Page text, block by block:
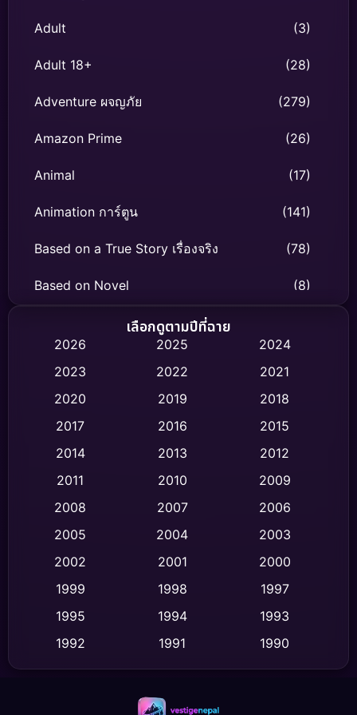
Adult (3)
Adult 18+ (28)
Adventure ผจญภัย (279)
Amazon Prime (26)
Animal (17)
Animation การ์ตูน (141)
Based on a True Story เรื่องจริง (78)
Based on Novel (8)
Biography ชีวิตจริง
Classic หนังคลาสสิก (47)
Comedy ตลก (436)
Crime อาชญากรรม (513)
Cult Film
Dance เต้น (10)
Detective สืบสวน (59)
เลือกดูตามปีที่ฉาย
2026 2025
2024
2023
2022
2021
2020
2019
2018
2017
2016
2015
2014
2013
2012
2011
2010
2009
2008
2007
2006
2005
2004
2003
2002
2001
2000
1999
1998
1997
1995
1994
1993
1992
1991
1990
1989
1988
1986
1983